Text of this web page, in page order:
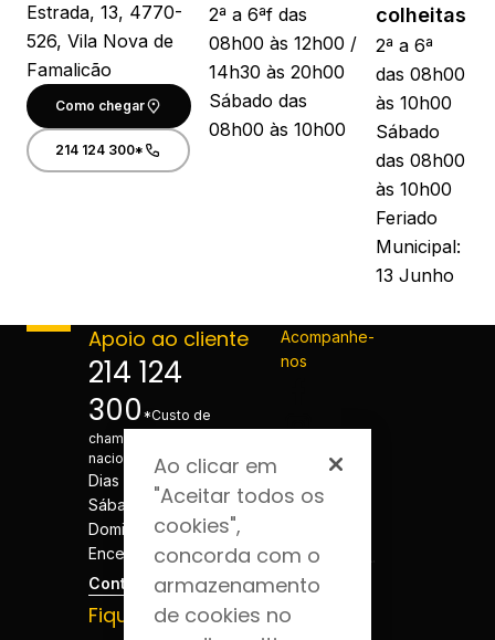
Estrada, 13, 4770-
526, Vila Nova de
Famalicão
Como chegar
214 124 300*
2ª a 6ªf das
08h00 às 12h00 /
14h30 às 20h00
Sábado das
08h00 às 10h00
colheitas
2ª a 6ª
das 08h00
às 10h00
Sábado
das 08h00
às 10h00
Feriado
Municipal:
13 Junho
Apoio ao cliente
214 124
300 *Custo de
chamada para a rede fixa
nacional
Dias úteis - 08h às 20h
Sábados - 08h às 20h
Domingos e Feriados -
Encerrado
Contactos
Fique por dentro
Acompanhe-
nos
Ao clicar em
"Aceitar todos os
cookies",
concorda com o
armazenamento
de cookies no